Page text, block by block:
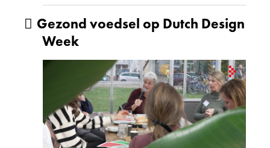
Gezond voedsel op Dutch Design
Week